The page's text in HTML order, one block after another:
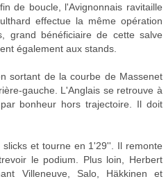
de boucle, l'Avignonnais ravitaille
effectue la même opération
grand bénéficiaire de cette salve
également aux stands.
sortant de la courbe de Massenet
gauche. L'Anglais se retrouve à
bonheur hors trajectoire. Il doit
et tourne en 1'29''. Il remonte
le podium. Plus loin, Herbert
Villeneuve, Salo, Häkkinen et